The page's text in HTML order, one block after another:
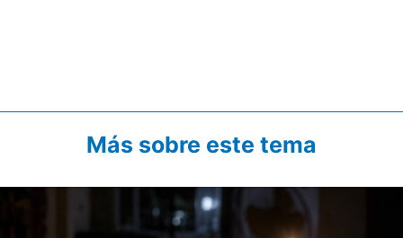
Más sobre este tema